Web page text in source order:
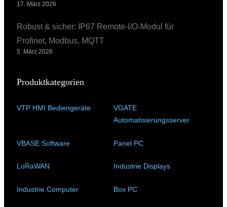
17. März 2026
Robust & sicher: IP67 Remote-I/O-Modul für
Profinet, Modbus, MQTT
5. März 2026
Produktkategorien
VTP HMI Bediengeräte
VGATE
Automatisierungsserver
VBASE Software Panel PC
LoRaWAN Industrie Displays
Industrie Computer Box PC